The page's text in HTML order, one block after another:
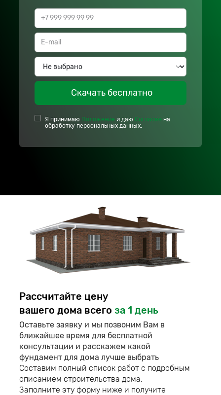
Скачать бесплатно
Я принимаю Положение и даю Согласие на
обработку персональных данных.
Рассчитайте цену
вашего дома всего за 1 день
Оставьте заявку и мы позвоним Вам в
ближайшее время для бесплатной
консультации и расскажем какой
фундамент для дома лучше выбрать
Составим полный список работ с подробным
описанием строительства дома.
Заполните эту форму ниже и получите